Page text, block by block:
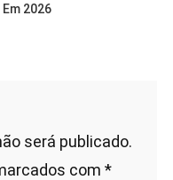
2026
será publicado.
com *